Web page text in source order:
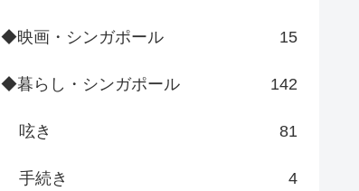
◆映画・シンガポール 15
◆暮らし・シンガポール 142
呟き 81
手続き 4